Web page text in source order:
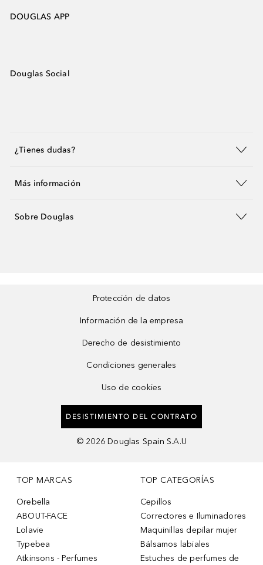
DOUGLAS APP
Douglas Social
¿Tienes dudas?
Más información
Sobre Douglas
Protección de datos
Información de la empresa
Derecho de desistimiento
Condiciones generales
Uso de cookies
DESISTIMIENTO DEL CONTRATO
© 2026 Douglas Spain S.A.U
TOP MARCAS
Orebella
ABOUT-FACE
Lolavie
Typebea
Atkinsons - Perfumes
TOP CATEGORÍAS
Cepillos
Correctores e Iluminadores
Maquinillas depilar mujer
Bálsamos labiales
Estuches de perfumes de